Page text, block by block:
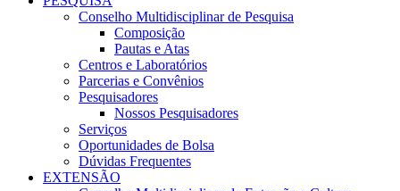
Conselho Multidisciplinar de Pesquisa
Composição
Pautas e Atas
Centros e Laboratórios
Parcerias e Convênios
Pesquisadores
Nossos Pesquisadores
Serviços
Oportunidades de Bolsa
Dúvidas Frequentes
EXTENSÃO